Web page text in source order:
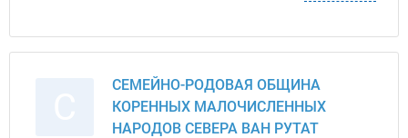
СЕМЕЙНО-РОДОВАЯ ОБЩИНА
КОРЕННЫХ МАЛОЧИСЛЕННЫХ
НАРОДОВ СЕВЕРА ВАН РУТАТ